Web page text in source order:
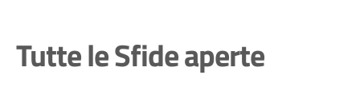
Tutte le Sfide aperte